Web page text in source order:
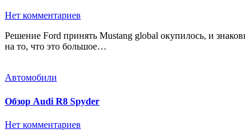
Нет комментариев
Решение Ford принять Mustang global окупилось, и знаковый автомобиль автопроизводителя стал самым продаваемым спортивным купе в мире в 2017 году уже третий год подряд. Несмотря
на то, что это большое…
Автомобили
Обзор Audi R8 Spyder
Нет комментариев